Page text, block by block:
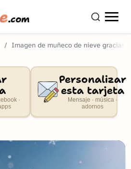
.com
Imagen de muñeco de nieve gracias
·
Personalizar
esta tarjeta
Mensaje · música ·
adornos